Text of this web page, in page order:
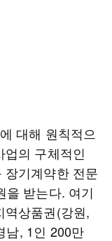
대해 원칙적으
의 구체적인
기계약한 전문
을 받는다. 여기
상품권(강원,
남, 1인 200만